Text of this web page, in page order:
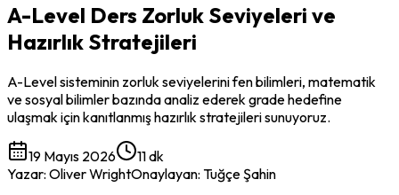
A-Level Ders Zorluk Seviyeleri ve
Hazırlık Stratejileri
A-Level sisteminin zorluk seviyelerini fen bilimleri, matematik
ve sosyal bilimler bazında analiz ederek grade hedefine
ulaşmak için kanıtlanmış hazırlık stratejileri sunuyoruz.
19 Mayıs 2026
11 dk
Yazar: Oliver WrightOnaylayan: Tuğçe Şahin